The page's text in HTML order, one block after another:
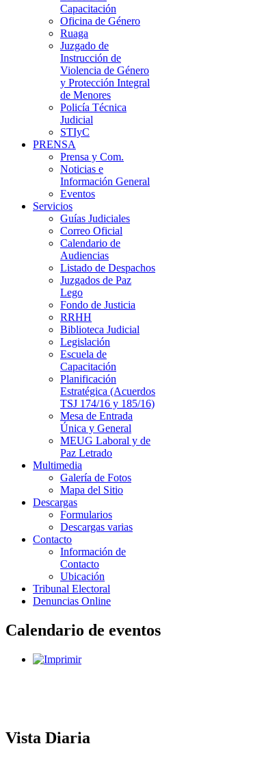
Capacitación
Oficina de Género
Ruaga
Juzgado de
Instrucción de
Violencia de Género
y Protección Integral
de Menores
Policía Técnica
Judicial
STIyC
PRENSA
Prensa y Com.
Noticias e
Información General
Eventos
Servicios
Guías Judiciales
Correo Oficial
Calendario de
Audiencias
Listado de Despachos
Juzgados de Paz
Lego
Fondo de Justicia
RRHH
Biblioteca Judicial
Legislación
Escuela de
Capacitación
Planificación
Estratégica (Acuerdos
TSJ 174/16 y 185/16)
Mesa de Entrada
Única y General
MEUG Laboral y de
Paz Letrado
Multimedia
Galería de Fotos
Mapa del Sitio
Descargas
Formularios
Descargas varias
Contacto
Información de
Contacto
Ubicación
Tribunal Electoral
Denuncias Online
Calendario de eventos
Vista Diaria